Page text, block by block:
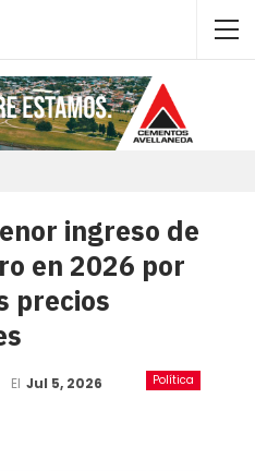
ingreso de
en 2026 por
precios
Política
El Jul 5, 2026